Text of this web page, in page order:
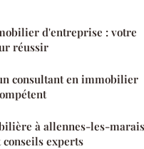
d'entreprise : votre
réussir
consultant en immobilier
à allennes-les-
experts